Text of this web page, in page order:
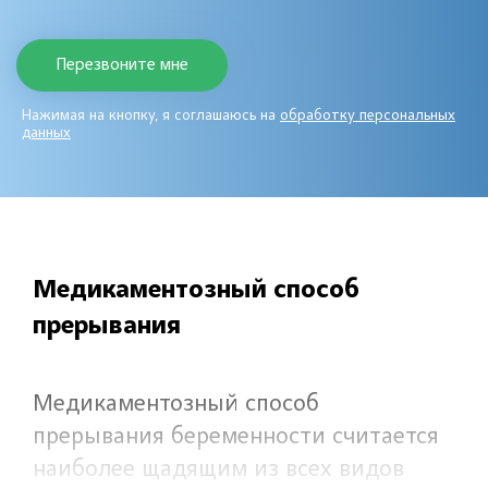
Нажимая на кнопку, я соглашаюсь на обработку персональных
данных
Медикаментозный способ
прерывания
Медикаментозный способ
прерывания беременности считается
наиболее щадящим из всех видов